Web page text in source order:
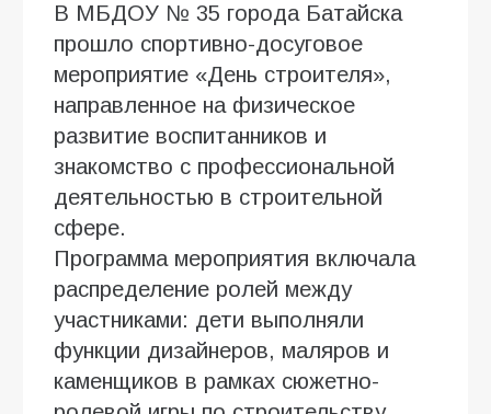
В МБДОУ № 35 города Батайска
прошло спортивно-досуговое
мероприятие «День строителя»,
направленное на физическое
развитие воспитанников и
знакомство с профессиональной
деятельностью в строительной
сфере.
Программа мероприятия включала
распределение ролей между
участниками: дети выполняли
функции дизайнеров, маляров и
каменщиков в рамках сюжетно-